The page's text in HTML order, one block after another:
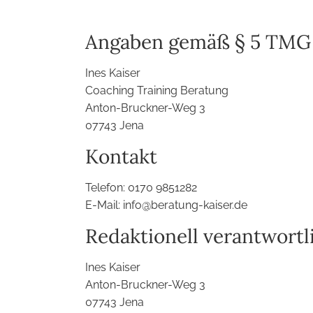
Angaben gemäß § 5 TMG
Ines Kaiser
Coaching Training Beratung
Anton-Bruckner-Weg 3
07743 Jena
Kontakt
Telefon: 0170 9851282
E-Mail: info@beratung-kaiser.de
Redaktionell
Ines Kaiser
Anton-Bruckner-Weg 3
07743 Jena